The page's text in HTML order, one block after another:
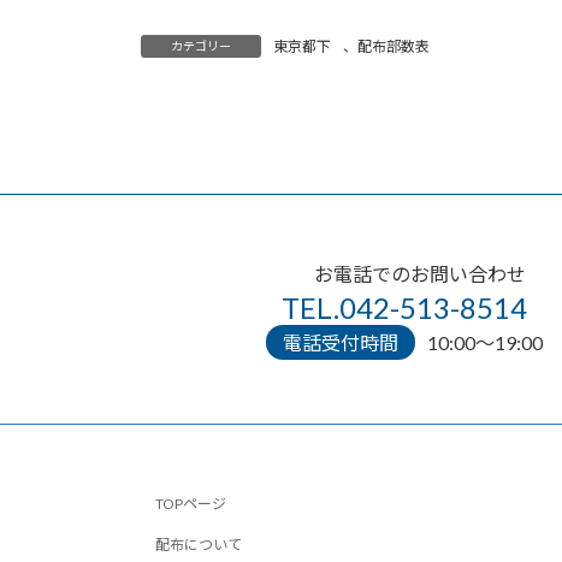
カテゴリー 東京都下 、 配布部数表
お電話でのお問い合わせ
TEL.042-513-8514
電話受付時間 10:00〜19:00
TOPページ
配布について